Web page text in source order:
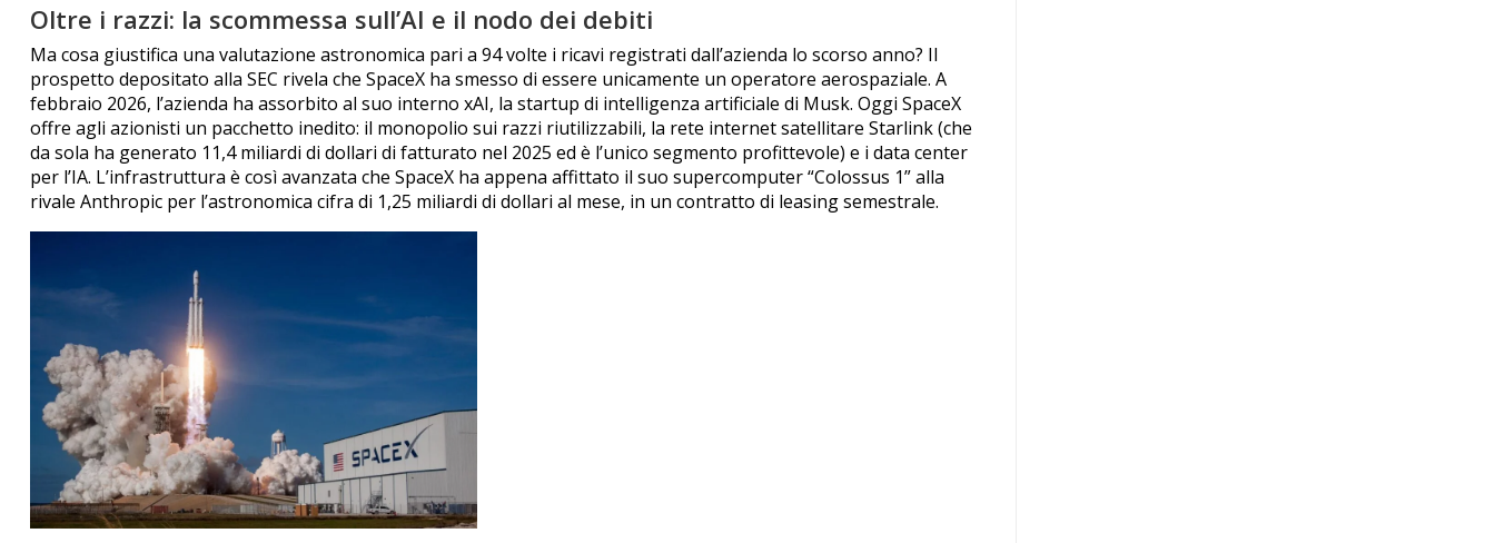
Oltre i razzi: la scommessa sull’AI e il nodo dei debiti
Ma cosa giustifica una valutazione astronomica pari a 94 volte i ricavi registrati dall’azienda lo scorso anno? Il
prospetto depositato alla SEC rivela che SpaceX ha smesso di essere unicamente un operatore aerospaziale. A
febbraio 2026, l’azienda ha assorbito al suo interno xAI, la startup di intelligenza artificiale di Musk. Oggi SpaceX
offre agli azionisti un pacchetto inedito: il monopolio sui razzi riutilizzabili, la rete internet satellitare Starlink (che
da sola ha generato 11,4 miliardi di dollari di fatturato nel 2025 ed è l’unico segmento profittevole) e i data center
per l’IA. L’infrastruttura è così avanzata che SpaceX ha appena affittato il suo supercomputer “Colossus 1” alla
rivale Anthropic per l’astronomica cifra di 1,25 miliardi di dollari al mese, in un contratto di leasing semestrale.